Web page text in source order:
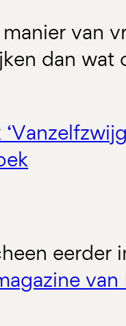
van
dan wat
eerder
van